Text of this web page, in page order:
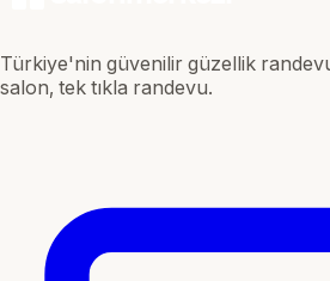
Türkiye'nin güvenilir güzellik
salon, tek tıkla randevu.